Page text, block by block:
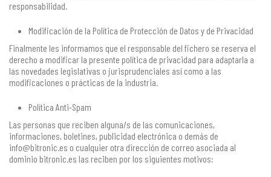
responsabilidad.
Modificación de la Política de Protección de Datos y de Privacidad
Finalmente les informamos que el responsable del fichero se reserva el
derecho a modificar la presente política de privacidad para adaptarla a
las novedades legislativas o jurisprudenciales así como a las
modificaciones o prácticas de la industria.
Política Anti-Spam
Las personas que reciben alguna/s de las comunicaciones,
informaciones, boletines, publicidad electrónica o demás de
info@bitronic.es o cualquier otra dirección de correo asociada al
dominio bitronic.es las reciben por los siguientes motivos: